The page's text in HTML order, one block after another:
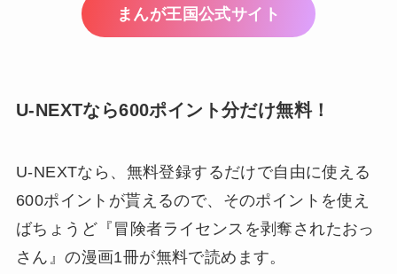
まんが王国公式サイト
U-NEXTなら600ポイント分だけ無料！
U-NEXTなら、無料登録するだけで自由に使える
600ポイントが貰えるので、そのポイントを使え
ばちょうど『冒険者ライセンスを剥奪されたおっ
さん』の漫画1冊が無料で読めます。